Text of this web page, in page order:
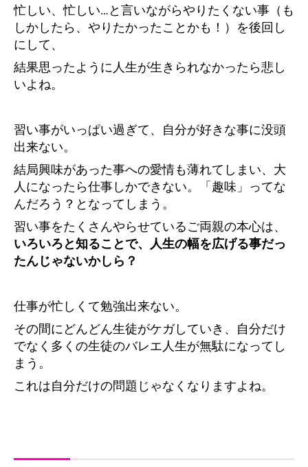
忙しい、忙しい…と言いながらやりたくない事（も
しかしたら、やりたかったことかも！）を後回し
にして、
結果思ったように人生が生きられなかったら悲し
いよね。
習い事がいっぱい過ぎて、自分が好きな事に没頭
出来ない。
結局興味があった事への愛情も薄れてしまい、大
人になったら仕事しかできない。「趣味」ってな
んだろう？となってしまう。
習い事をたくさんやらせているご両親の本心は、
いろいろと知ることで、人生の幅を広げる事だっ
たんじゃないかしら？
仕事が忙しくて勉強出来ない。
その間にどんどん生徒がケガしていき、自分だけ
でなく多くの生徒のバレエ人生が無駄になってし
まう。
これは自分だけの問題じゃなくなりますよね。